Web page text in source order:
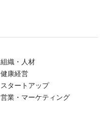
組織・人材
健康経営
スタートアップ
営業・マーケティング